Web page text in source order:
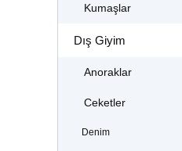
Kumaşlar
Dış Giyim
Anoraklar
Ceketler
Denim